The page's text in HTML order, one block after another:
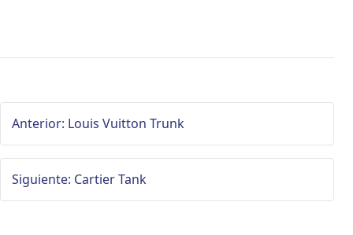
Anterior: Louis Vuitton Trunk
Siguiente: Cartier Tank